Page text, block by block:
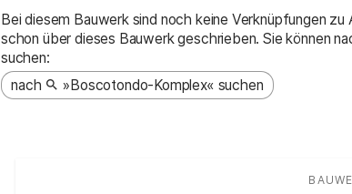
Bei diesem Bauwerk sind noch keine Verknüpfungen
schon über dieses Bauwerk geschrieben. Sie können
suchen:
nach
»Boscotondo-Komplex« suchen